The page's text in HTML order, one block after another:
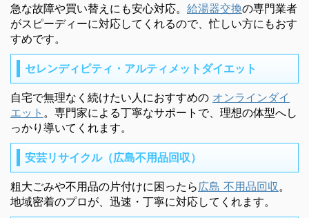
急な故障や買い替えにも安心対応。 給湯器交換の専門業者
がスピーディーに対応してくれるので、忙しい方にもおす
すめです。
セレンディピティ・アルティメットダイエット
自宅で無理なく続けたい人におすすめの オンラインダイ
エット 。専門家による丁寧なサポートで、理想の体型へし
っかり導いてくれます。
安芸リサイクル（広島不用品回収）
粗大ごみや不用品の片付けに困ったら 広島 不用品回収 。
地域密着のプロが、迅速・丁寧に対応してくれます。